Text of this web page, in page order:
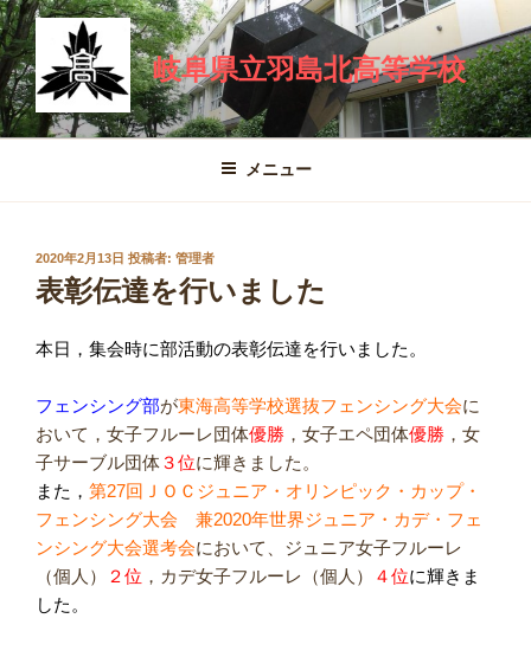
コ
ン
テ
ン
ツ
岐阜県立羽島北高等学校
メニュー
投
稿
日:
2020年2月13日 投稿者: 管理者
表彰伝達を行いました
本日，集会時に部活動の表彰伝達を行いました。
フェンシング部が東海高等学校選抜フェンシング大会に
おいて，女子フルーレ団体優勝 ，女子エペ団体優勝 ，女
子サーブル団体３位に輝きました。
また， 第27回ＪＯＣジュニア・オリンピック・カップ・
フェンシング大会 兼2020年世界ジュニア・カデ・フェ
ンシング大会選考会において、ジュニア女子フルーレ
（個人）
２位 ，カデ女子フルーレ（個人） ４位に輝きま
した。